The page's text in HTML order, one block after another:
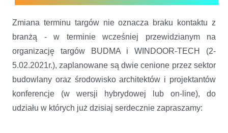
Zmiana terminu targów nie oznacza braku kontaktu z
branżą - w terminie wcześniej przewidzianym na
organizację targów BUDMA i WINDOOR-TECH (2-
5.02.2021r.), zaplanowane są dwie cenione przez sektor
budowlany oraz środowisko architektów i projektantów
konferencje (w wersji hybrydowej lub on-line), do
udziału w których już dzisiaj serdecznie zapraszamy: